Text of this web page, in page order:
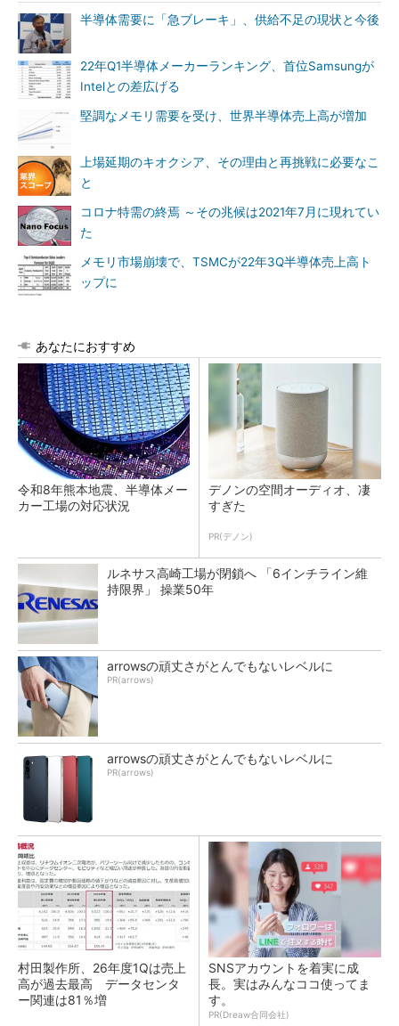
半導体需要に「急ブレーキ」、供給不足の現状と今後
22年Q1半導体メーカーランキング、首位Samsungが
Intelとの差広げる
堅調なメモリ需要を受け、世界半導体売上高が増加
上場延期のキオクシア、その理由と再挑戦に必要なこ
と
コロナ特需の終焉 ～その兆候は2021年7月に現れてい
た
メモリ市場崩壊で、TSMCが22年3Q半導体売上高ト
ップに
あなたにおすすめ
令和8年熊本地震、半導体メー
カー工場の対応状況
デノンの空間オーディオ、凄
すぎた
PR(デノン)
ルネサス高崎工場が閉鎖へ 「6インチライン維
持限界」 操業50年
arrowsの頑丈さがとんでもないレベルに
PR(arrows)
arrowsの頑丈さがとんでもないレベルに
PR(arrows)
村田製作所、26年度1Qは売上
高が過去最高 データセンタ
ー関連は81％増
SNSアカウントを着実に成
長。実はみんなココ使ってま
す。
PR(Dreaw合同会社)